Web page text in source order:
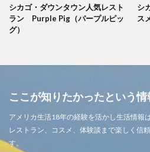
シカゴ・ダウンタウン人気レスト
ラン Purple Pig（パープルピッ
グ）
シ
ス
ここが知りたかったという情
アメリカ生活18年の経験を活かし生活情報
レストラン、コスメ、体験談まで楽しく信
す。